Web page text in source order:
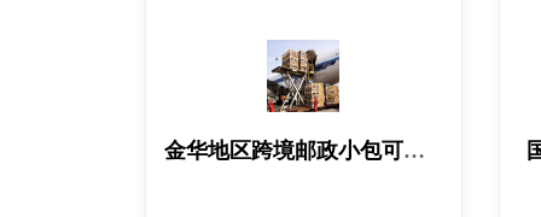
金华地区跨境邮政小包可以发什么渠道？